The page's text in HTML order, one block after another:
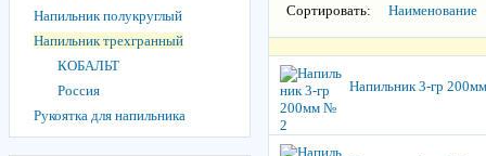
Напильник полукруглый
Напильник трехгранный
КОБАЛЬТ
Россия
Рукоятка для напильника
Сортировать: Наименование
Напильник 3-гр